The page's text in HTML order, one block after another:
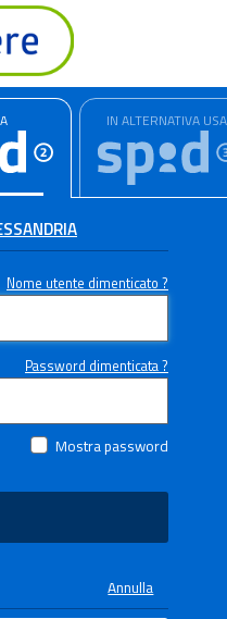
IN ALTERNATIVA USA
Nome utente dimenticato ?
Password dimenticata ?
Mostra password
Annulla